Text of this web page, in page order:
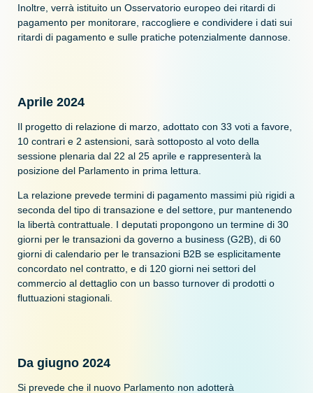
Inoltre, verrà istituito un Osservatorio europeo dei ritardi di
pagamento per monitorare, raccogliere e condividere i dati sui
ritardi di pagamento e sulle pratiche potenzialmente dannose.
Aprile 2024
Il progetto di relazione di marzo, adottato con 33 voti a favore,
10 contrari e 2 astensioni, sarà sottoposto al voto della
sessione plenaria dal 22 al 25 aprile e rappresenterà la
posizione del Parlamento in prima lettura.
La relazione prevede termini di pagamento massimi più rigidi a
seconda del tipo di transazione e del settore, pur mantenendo
la libertà contrattuale. I deputati propongono un termine di 30
giorni per le transazioni da governo a business (G2B), di 60
giorni di calendario per le transazioni B2B se esplicitamente
concordato nel contratto, e di 120 giorni nei settori del
commercio al dettaglio con un basso turnover di prodotti o
fluttuazioni stagionali.
Da giugno 2024
Si prevede che il nuovo Parlamento non adotterà